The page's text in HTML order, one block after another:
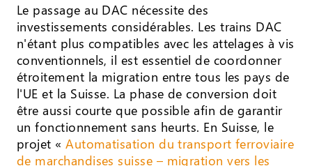
Le passage au DAC nécessite des
investissements considérables. Les trains DAC
n'étant plus compatibles avec les attelages à vis
conventionnels, il est essentiel de coordonner
étroitement la migration entre tous les pays de
l'UE et la Suisse. La phase de conversion doit
être aussi courte que possible afin de garantir
un fonctionnement sans heurts. En Suisse, le
projet «Automatisation du transport ferroviaire
de marchandises suisse – migration vers les